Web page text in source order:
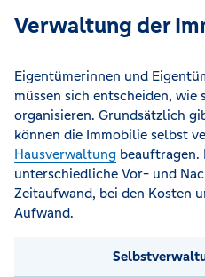
Verwaltung der
Eigentümerinnen und
müssen sich entscheiden,
organisieren. Grundsätzlich
können die Immobilie selbst
Hausverwaltung beauftragen.
unterschiedliche Vor- und
Zeitaufwand, bei den Kosten
Aufwand.